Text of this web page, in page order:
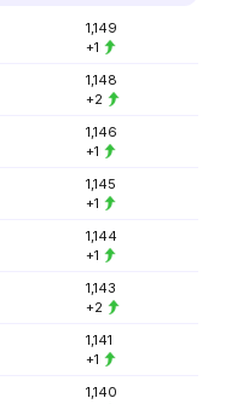
1,149
+1
1,148
+2
1,146
+1
1,145
+1
1,144
+1
1,143
+2
1,141
+1
1,140